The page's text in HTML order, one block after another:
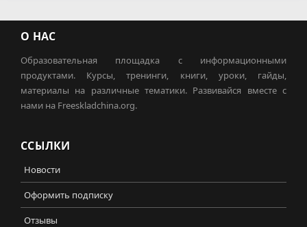
О НАС
Образовательная площадка с информационными
продуктами. Курсы, тренинги, книги, уроки, гайды,
материалы на различные тематики. Развивайся вместе с
нами на Freeskladchina.org.
ССЫЛКИ
Новости
Оформить подписку
Отзывы